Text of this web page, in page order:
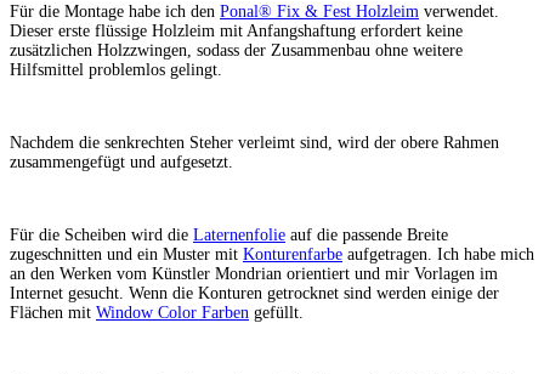
Für die Montage habe ich den Ponal® Fix & Fest Holzleim verwendet.
Dieser erste flüssige Holzleim mit Anfangshaftung erfordert keine
zusätzlichen Holzzwingen, sodass der Zusammenbau ohne weitere
Hilfsmittel problemlos gelingt.
Nachdem die senkrechten Steher verleimt sind, wird der obere Rahmen
zusammengefügt und aufgesetzt.
Für die Scheiben wird die Laternenfolie auf die passende Breite
zugeschnitten und ein Muster mit Konturenfarbe aufgetragen. Ich habe mich
an den Werken vom Künstler Mondrian orientiert und mir Vorlagen im
Internet gesucht. Wenn die Konturen getrocknet sind werden einige der
Flächen mit Window Color Farben gefüllt.